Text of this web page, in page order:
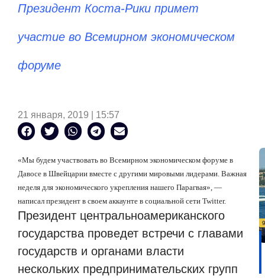
Президент Коста-Рики примет
участие во Всемирном экономическом
форуме
21 января, 2019 | 15:57
«Мы будем участвовать во Всемирном экономическом форуме в
Давосе в Швейцарии вместе с другими мировыми лидерами. Важная
неделя для экономического укрепления нашего Парагвая», —
написал президент в своем аккаунте в социальной сети Twitter.
Президент центральноамериканского
государства проведет встречи с главами
государств и органами власти
нескольких предпринимательских групп